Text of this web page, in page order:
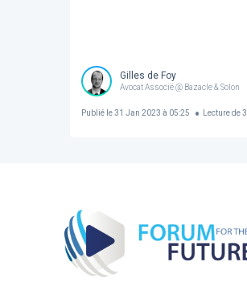
Gilles de Foy
Avocat Associé @ Bazacle & Solon
Publié le31 Jan 2023 à 05:25 Lecture de3